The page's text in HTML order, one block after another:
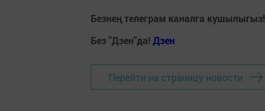
Безнең телеграм каналга кушылыгыз!
Без "Дзен"да! Дзен
Перейти на страницу новости